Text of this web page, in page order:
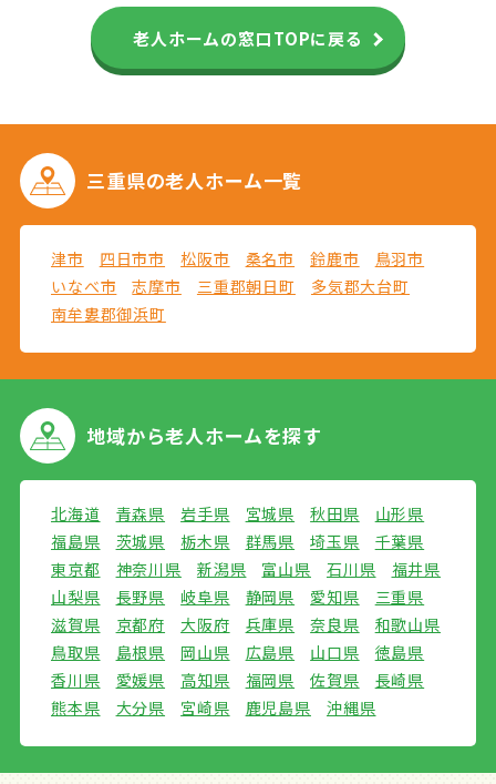
老人ホームの窓口TOPに戻る
三重県の老人ホーム一覧
津市 四日市市 松阪市 桑名市 鈴鹿市
鳥羽市
いなべ市
志摩市 三重郡朝日町
多気郡大台町
南牟婁郡御浜町
地域から老人ホームを探す
北海道 青森県 岩手県 宮城県 秋田県
山形県
福島県
茨城県 栃木県 群馬県 埼玉県
千葉県
東京都
神奈川県 新潟県 富山県 石川県
福井県
山梨県
長野県 岐阜県 静岡県 愛知県
三重県
滋賀県
京都府 大阪府 兵庫県 奈良県
和歌山県
鳥取県
島根県 岡山県 広島県 山口県
徳島県
香川県
愛媛県 高知県 福岡県 佐賀県
長崎県
熊本県
大分県 宮崎県 鹿児島県 沖縄県